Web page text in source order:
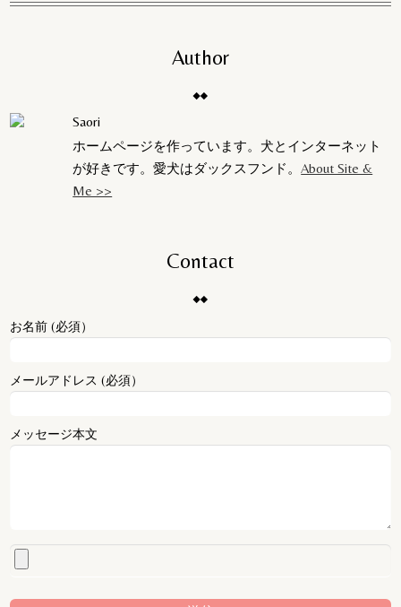
Author
Saori
ホームページを作っています。犬とインターネット
が好きです。愛犬はダックスフンド。About Site &
Me >>
Contact
お名前 (必須）
メールアドレス (必須）
メッセージ本文